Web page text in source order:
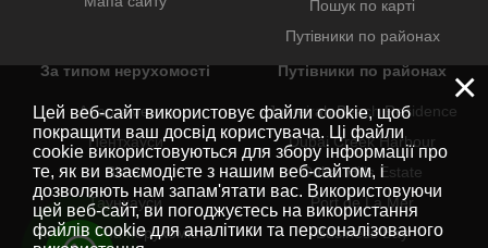
Пошук по карті
Путівники по районах
За типом нерухомості
Апартаменти
Пентхауси
Вілли
Таунхауси
Комерційна нерухомість
Путівники по районах
Jumeirah Beach Residence
Dubai Creek Harbour
Dubai Hills Estate
Port de La Mer
Business Bay
×
Цей веб-сайт використовує файли cookie, щоб
покращити ваш досвід користувача. Ці файли
cookie використовуються для збору інформації про
те, як ви взаємодієте з нашим веб-сайтом, і
дозволяють нам запам'ятати вас. Використовуючи
цей веб-сайт, ви погоджуєтесь на використання
файлів cookie для аналітики та персоналізованого